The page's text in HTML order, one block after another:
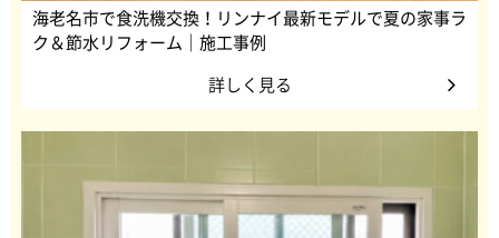
海老名市で食洗機交換！リンナイ最新モデルで夏の家事ラ
ク＆節水リフォーム｜施工事例
詳しく見る